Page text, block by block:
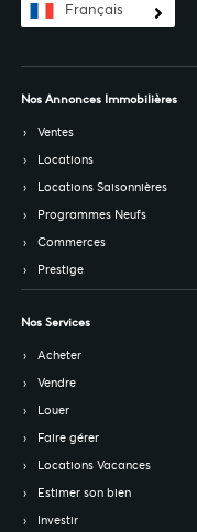
Français
Nos Annonces Immobilières
Ventes
Locations
Locations Saisonnières
Programmes Neufs
Commerces
Prestige
Nos Services
Acheter
Vendre
Louer
Faire gérer
Locations Vacances
Estimer son bien
Investir